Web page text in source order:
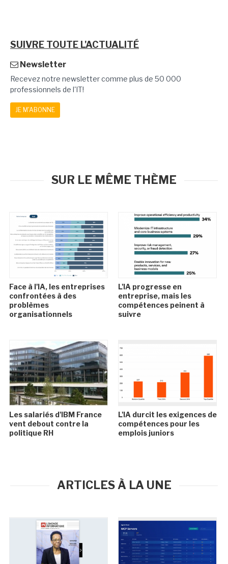
SUIVRE TOUTE L'ACTUALITÉ
Newsletter
Recevez notre newsletter comme plus de 50 000
professionnels de l'IT!
JE M'ABONNE
SUR LE MÊME THÈME
Face à l'IA, les entreprises
confrontées à des
problèmes
organisationnels
L'IA progresse en
entreprise, mais les
compétences peinent à
suivre
Les salariés d'IBM France
vent debout contre la
politique RH
L'IA durcit les exigences de
compétences pour les
emplois juniors
ARTICLES À LA UNE